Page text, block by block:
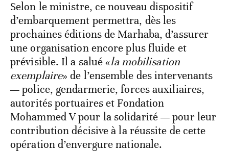
Selon le ministre, ce nouveau dispositif
d’embarquement permettra, dès les
prochaines éditions de Marhaba, d’assurer
une organisation encore plus fluide et
prévisible. Il a salué «la mobilisation
exemplaire» de l’ensemble des intervenants
— police, gendarmerie, forces auxiliaires,
autorités portuaires et Fondation
Mohammed V pour la solidarité — pour leur
contribution décisive à la réussite de cette
opération d’envergure nationale.